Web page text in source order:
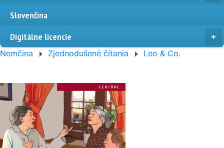
Slovenčina
Digitálne licencie
Nemčina Zjednodušené čítania Leo & Co.